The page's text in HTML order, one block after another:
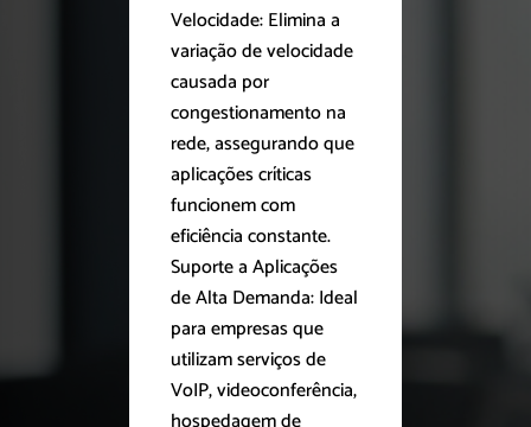
Velocidade: Elimina a
variação de velocidade
causada por
congestionamento na
rede, assegurando que
aplicações críticas
funcionem com
eficiência constante.
Suporte a Aplicações
de Alta Demanda: Ideal
para empresas que
utilizam serviços de
VoIP, videoconferência,